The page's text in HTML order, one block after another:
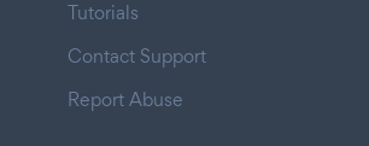
Tutorials
Contact Support
Report Abuse